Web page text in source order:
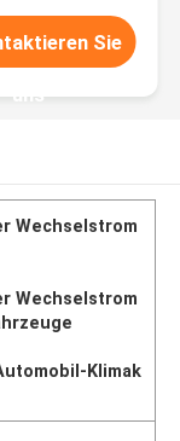
Sie
uns
Wechselstrom
Wechselstrom
Klimak